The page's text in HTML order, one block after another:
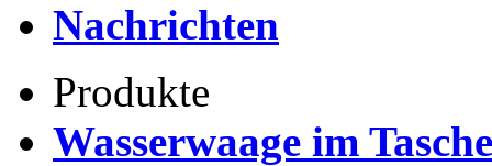
Nachrichten
Produkte
Wasserwaage im